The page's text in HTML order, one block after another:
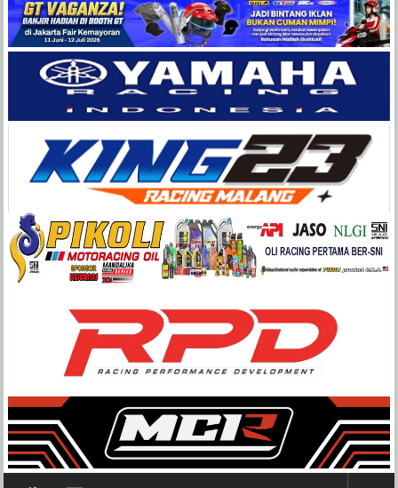
Balap
Paling
Lengkap